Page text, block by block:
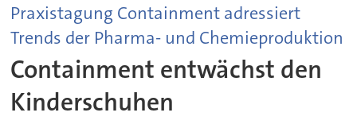
Praxistagung Containment adressiert
Trends der Pharma- und Chemieproduktion
Containment entwächst den
Kinderschuhen